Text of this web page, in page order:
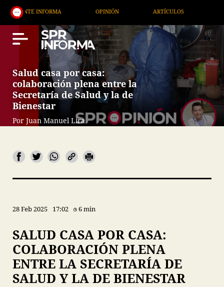
OPINIÓN ARTÍCULOS ARTE /
Salud casa por casa:
colaboración plena entre la
Secretaría de Salud y la de
Bienestar
Por Juan Manuel Lira
28 Feb 2025 17:02 6 min
SALUD CASA POR CASA:
COLABORACIÓN PLENA
ENTRE LA SECRETARÍA DE
SALUD Y LA DE BIENESTAR